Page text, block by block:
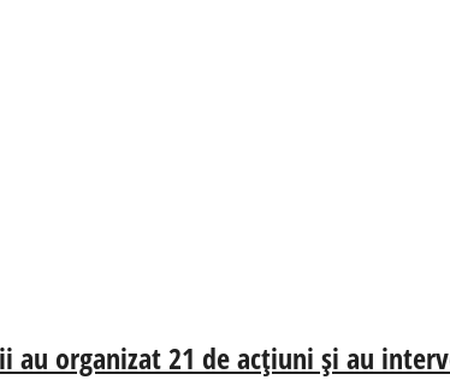
organizat 21 de acțiuni și au